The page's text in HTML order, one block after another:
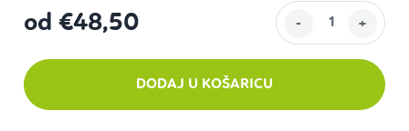
od €48,50
DODAJ U KOŠARICU